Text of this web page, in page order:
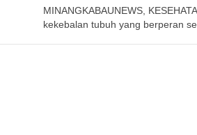
MINANGKABAUNEWS,
kekebalan tubuh yang berperan